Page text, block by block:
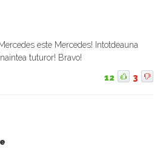
este Mercedes! Intotdeauna
tuturor! Bravo!
12 3